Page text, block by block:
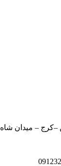
– میدان شاه